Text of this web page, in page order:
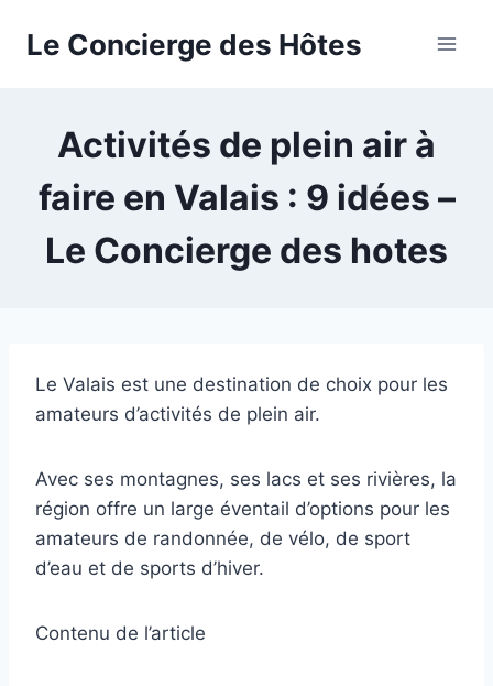
Le Concierge des Hôtes
Activités de plein air à
faire en Valais : 9 idées –
Le Concierge des hotes
Le Valais est une destination de choix pour les
amateurs d’activités de plein air.
Avec ses montagnes, ses lacs et ses rivières, la
région offre un large éventail d’options pour les
amateurs de randonnée, de vélo, de sport
d’eau et de sports d’hiver.
Contenu de l’article